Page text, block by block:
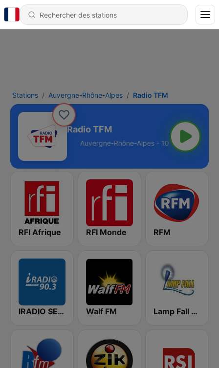
Stations Auvergne-Rhône-Alpes Radio TFM
Radio TFM
- 105.6 FM
RFI Afrique RFI Monde RFM
IRADIO SENEGAL Walf FM Lamp Fall FM